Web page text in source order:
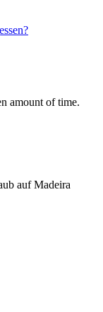
auf Madeira